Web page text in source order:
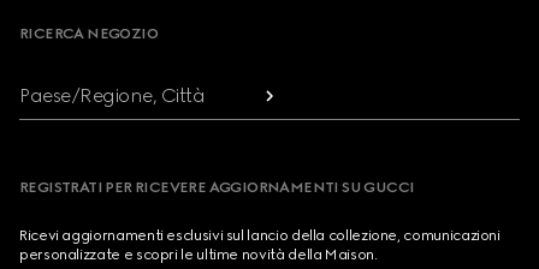
RICERCA NEGOZIO
Paese/Regione, Città
REGISTRATI PER RICEVERE AGGIORNAMENTI SU GUCCI
Ricevi aggiornamenti esclusivi sul lancio della collezione, comunicazioni
personalizzate e scopri le ultime novità della Maison.